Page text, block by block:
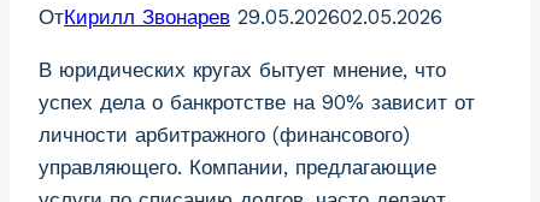
ОтКирилл Звонарев 29.05.202602.05.2026
В юридических кругах бытует мнение, что
успех дела о банкротстве на 90% зависит от
личности арбитражного (финансового)
управляющего. Компании, предлагающие